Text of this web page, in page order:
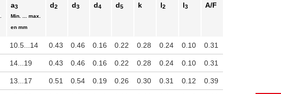
a3
Min. ... max.
en mm
d2 d3 d4 d5 k l2 l3 A/F
10.5...14 0.43 0.46 0.16 0.22 0.28 0.24 0.10 0.31
14...19 0.43 0.46 0.16 0.22 0.28 0.24 0.10 0.31
13...17 0.51 0.54 0.19 0.26 0.30 0.31 0.12 0.39